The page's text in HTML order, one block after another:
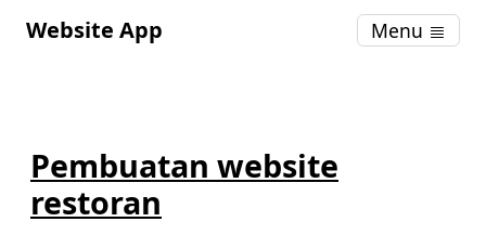
Website App Menu
Pembuatan website
restoran